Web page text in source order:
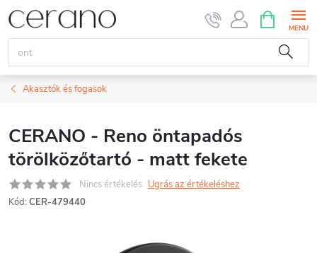
Ugrás
KOSÁR
Akasztók és fogasok
CERANO - Reno öntapadós
törölközőtartó - matt fekete
Nincs értékelés Ugrás az értékeléshez
Kód: CER-479440